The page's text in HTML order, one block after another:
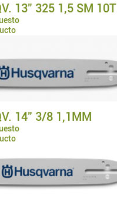
13" 325 1,5 SM 10T
14" 3/8 1,1MM